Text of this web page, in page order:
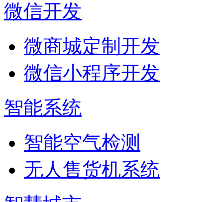
微信开发
微商城定制开发
微信小程序开发
智能系统
智能空气检测
无人售货机系统